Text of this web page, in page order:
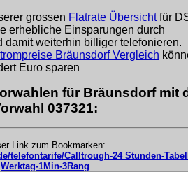
grossen Flatrate Übersichtfür
erhebliche Einsparungen durch
damit weiterhin billiger telefonieren.
Bräunsdorf Vergleich
Euro sparen
für Bräunsdorf mit
037321:
Link zum Bookmarken:
telefontarife/Calltrough-24 Stunden-
Werktag-1Min-3Rang